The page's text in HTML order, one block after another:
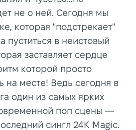
не о ней. Сегодня мы
которая "подстрекает"
пуститься в неистовый
заставляет сердце
которой просто
на месте! Ведь сегодня в
один из самых ярких
поп сцены —
сингл 24K Magic.